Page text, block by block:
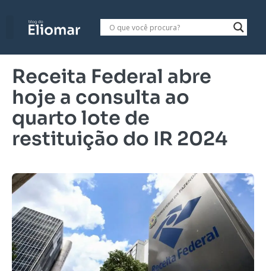
Receita Federal abre
hoje a consulta ao
quarto lote de
restituição do IR 2024